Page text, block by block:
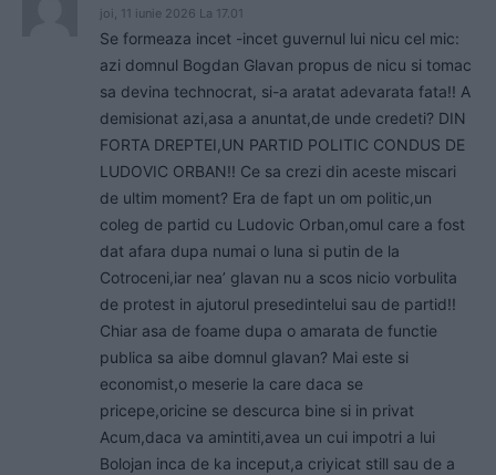
joi, 11 iunie 2026 La 17.01
Se formeaza incet -incet guvernul lui nicu cel mic:
azi domnul Bogdan Glavan propus de nicu si tomac
sa devina technocrat, si-a aratat adevarata fata!! A
demisionat azi,asa a anuntat,de unde credeti? DIN
FORTA DREPTEI,UN PARTID POLITIC CONDUS DE
LUDOVIC ORBAN!! Ce sa crezi din aceste miscari
de ultim moment? Era de fapt un om politic,un
coleg de partid cu Ludovic Orban,omul care a fost
dat afara dupa numai o luna si putin de la
Cotroceni,iar nea’ glavan nu a scos nicio vorbulita
de protest in ajutorul presedintelui sau de partid!!
Chiar asa de foame dupa o amarata de functie
publica sa aibe domnul glavan? Mai este si
economist,o meserie la care daca se
pricepe,oricine se descurca bine si in privat
Acum,daca va amintiti,avea un cui impotri a lui
Bolojan inca de ka inceput,a criyicat still sau de a